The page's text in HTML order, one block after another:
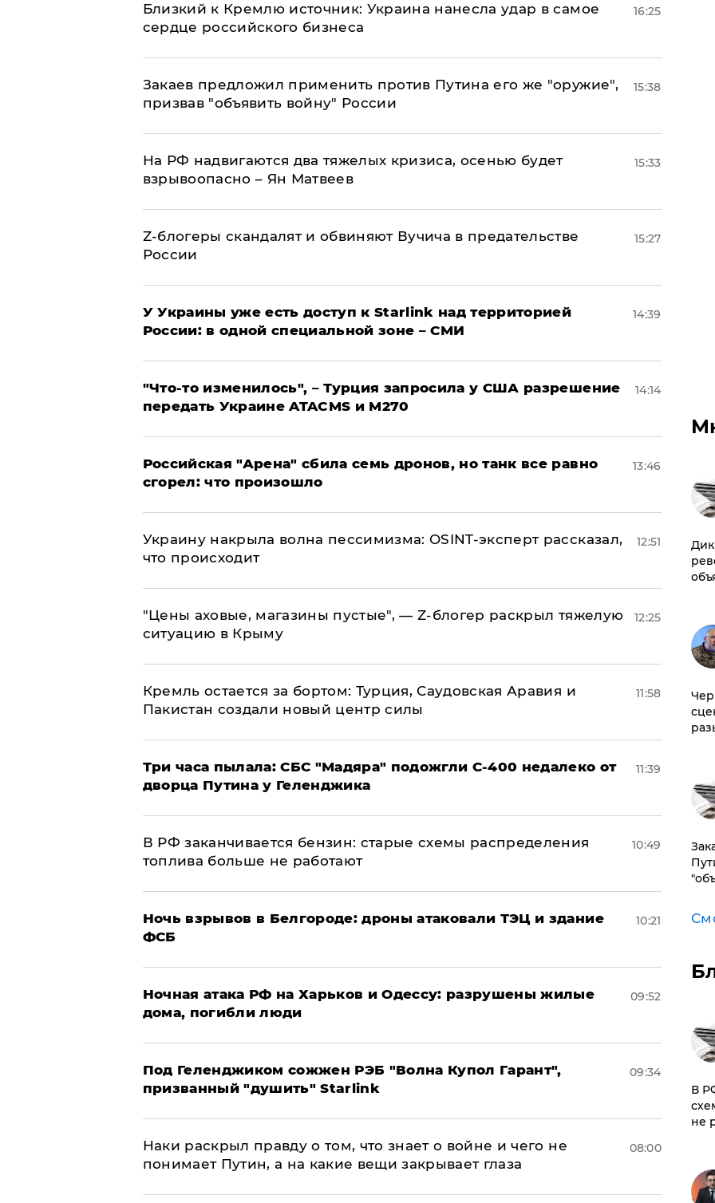
Близкий к Кремлю источник: Украина нанесла удар в самое
сердце российского бизнеса
16:25
Закаев предложил применить против Путина его же "оружие",
призвав "объявить войну" России
15:38
На РФ надвигаются два тяжелых кризиса, осенью будет
взрывоопасно – Ян Матвеев
15:33
Z-блогеры скандалят и обвиняют Вучича в предательстве
России
15:27
У Украины уже есть доступ к Starlink над территорией
России: в одной специальной зоне – СМИ
14:39
​"Что-то изменилось", – Турция запросила у США разрешение
передать Украине ATACMS и M270
14:14
​Российская "Арена" сбила семь дронов, но танк все равно
сгорел: что произошло
13:46
​Украину накрыла волна пессимизма: OSINT-эксперт рассказал,
что происходит
12:51
​"Цены аховые, магазины пустые", — Z-блогер раскрыл тяжелую
ситуацию в Крыму
12:25
​Кремль остается за бортом: Турция, Саудовская Аравия и
Пакистан создали новый центр силы
11:58
Три часа пылала: СБС "Мадяра" подожгли С-400 недалеко от
дворца Путина у Геленджика
11:39
​В РФ заканчивается бензин: старые схемы распределения
топлива больше не работают
10:49
​Ночь взрывов в Белгороде: дроны атаковали ТЭЦ и здание
ФСБ
10:21
​Ночная атака РФ на Харьков и Одессу: разрушены жилые
дома, погибли люди
09:52
Под Геленджиком сожжен РЭБ "Волна Купол Гарант",
призванный "душить" Starlink
09:34
Наки раскрыл правду о том, что знает о войне и чего не
понимает Путин, а на какие вещи закрывает глаза
08:00
​В
не